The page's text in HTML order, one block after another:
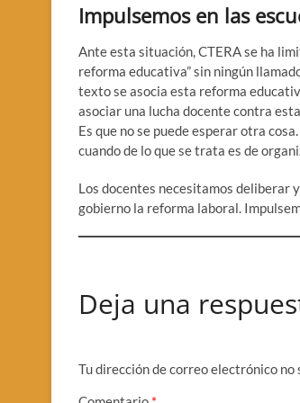
Impulsemos en las
Ante esta situación, CTERA se ha
reforma educativa” sin ningún
texto se asocia esta reforma
asociar una lucha docente contra
Es que no se puede esperar otra
cuando de lo que se trata es de
Los docentes necesitamos deliberar
gobierno la reforma laboral.
Deja una
Tu dirección de correo electrónico no